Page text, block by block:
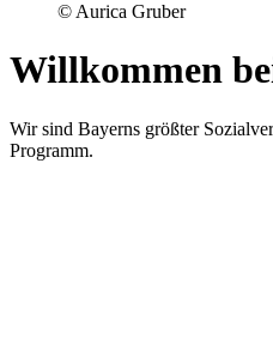
© Aurica Gruber
Willkommen
Wir sind Bayerns größter
Programm.